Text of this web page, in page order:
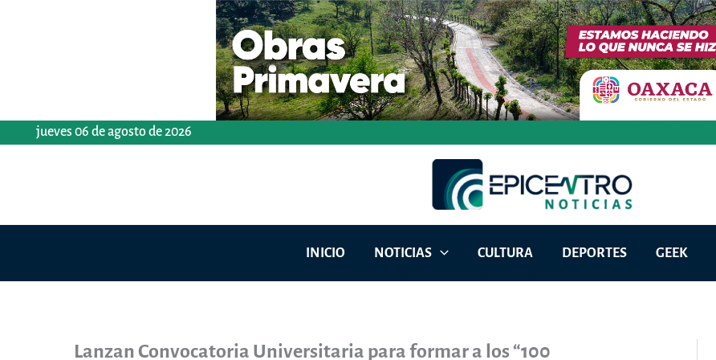
jueves 06 de agosto de 2026
INICIO NOTICIAS CULTURA DEPORTES GEEK
Lanzan Convocatoria Universitaria para formar a los “100